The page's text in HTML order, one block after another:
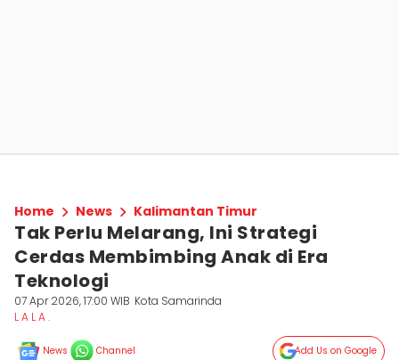
Home News Kalimantan Timur
Tak Perlu Melarang, Ini Strategi
Cerdas Membimbing Anak di Era
Teknologi
07 Apr 2026, 17:00 WIB Kota Samarinda
L A L A .
News Channel Add Us on Google